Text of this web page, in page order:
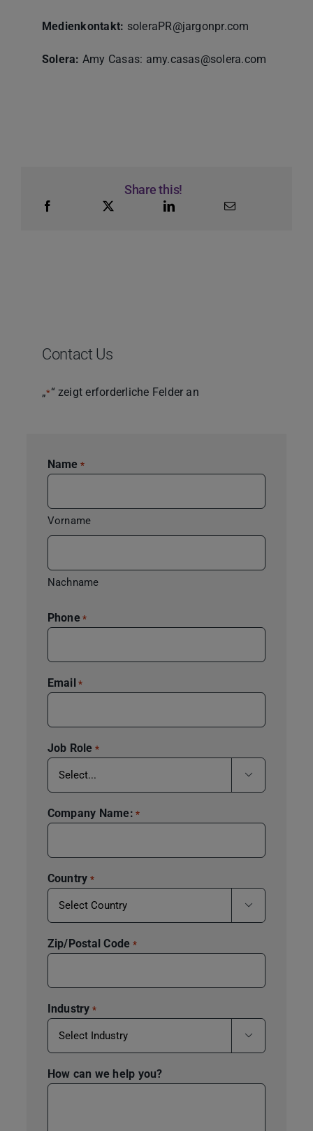
Medienkontakt: soleraPR@jargonpr.com
Solera: Amy Casas: amy.casas@solera.com
Share this!
Contact Us
„* “ zeigt erforderliche Felder an
Name *
Vorname
Nachname
Phone *
Email *
Job Role *

Company Name: *
Country *

Zip/Postal Code *
Industry *

How can we help you?